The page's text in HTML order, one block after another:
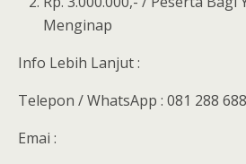
Menginap
Info Lebih Lanjut :
Telepon / WhatsApp : 081 288
Emai :